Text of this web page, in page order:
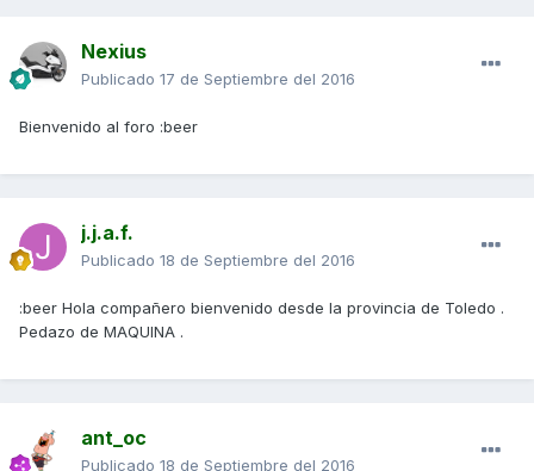
Nexius
Publicado 17 de Septiembre del 2016
Bienvenido al foro :beer
j.j.a.f.
Publicado 18 de Septiembre del 2016
:beer Hola compañero bienvenido desde la provincia de Toledo .
Pedazo de MAQUINA .
ant_oc
Publicado 18 de Septiembre del 2016